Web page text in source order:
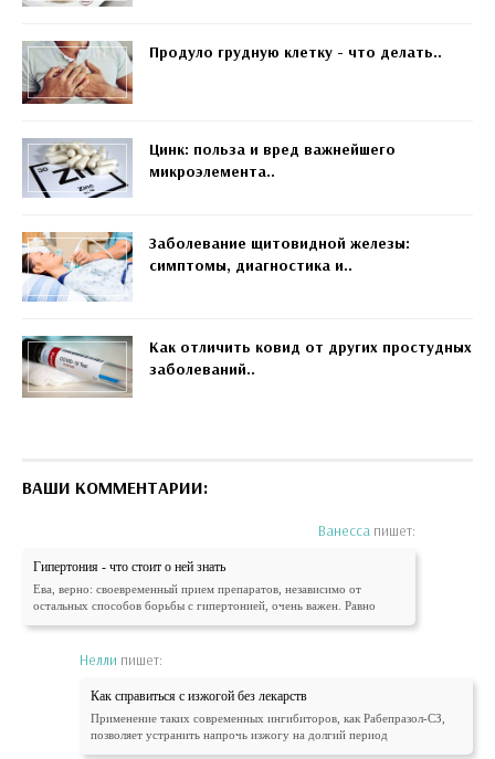
Продуло грудную клетку - что делать..
Цинк: польза и вред важнейшего
микроэлемента..
Заболевание щитовидной железы:
симптомы, диагностика и..
Как отличить ковид от других простудных
заболеваний..
ВАШИ КОММЕНТАРИИ:
Ванесса пишет:
Гипертония - что стоит о ней знать
Ева, верно: своевременный прием препаратов, независимо от
остальных способов борьбы с гипертонией, очень важен. Равно
Нелли пишет:
Как справиться с изжогой без лекарств
Применение таких современных ингибиторов, как Рабепразол-СЗ,
позволяет устранить напрочь изжогу на долгий период